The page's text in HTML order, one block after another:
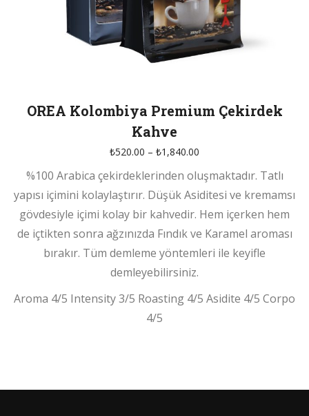
OREA Kolombiya Premium Çekirdek
Kahve
₺520.00 – ₺1,840.00
₺520.00
-
%100 Arabica çekirdeklerinden oluşmaktadır. Tatlı
yapısı içimini kolaylaştırır. Düşük Asiditesi ve kremamsı
gövdesiyle içimi kolay bir kahvedir. Hem içerken hem
de içtikten sonra ağzınızda Fındık ve Karamel aroması
bırakır. Tüm demleme yöntemleri ile keyifle
demleyebilirsiniz.
Aroma 4/5 Intensity 3/5 Roasting 4/5 Asidite 4/5 Corpo
4/5